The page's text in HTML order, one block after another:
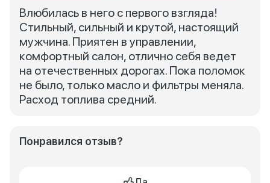
Влюбилась в него с первого взгляда!
Стильный, сильный и крутой, настоящий
мужчина. Приятен в управлении,
комфортный салон, отлично себя ведет
на отечественных дорогах. Пока поломок
не было, только масло и фильтры меняла.
Расход топлива средний.
Понравился отзыв?